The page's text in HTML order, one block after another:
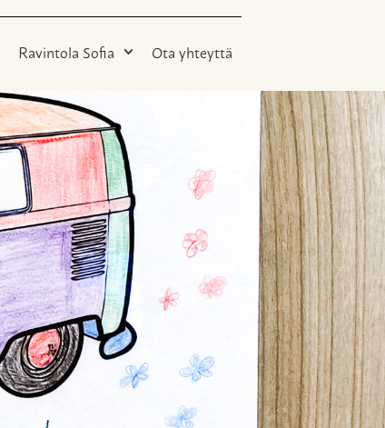
Ravintola Sofia Ota yhteyttä